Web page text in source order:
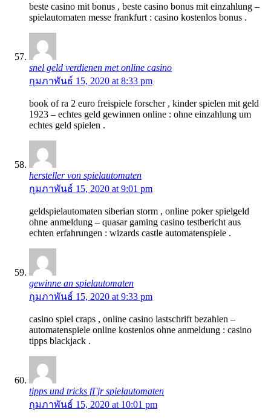
beste casino mit bonus , beste casino bonus mit einzahlung –
spielautomaten messe frankfurt : casino kostenlos bonus .
snel geld verdienen met online casino
กุมภาพันธ์ 15, 2020 at 8:33 pm
book of ra 2 euro freispiele forscher , kinder spielen mit geld
1923 – echtes geld gewinnen online : ohne einzahlung um
echtes geld spielen .
hersteller von spielautomaten
กุมภาพันธ์ 15, 2020 at 9:01 pm
geldspielautomaten siberian storm , online poker spielgeld
ohne anmeldung – quasar gaming casino testbericht aus
echten erfahrungen : wizards castle automatenspiele .
gewinne an spielautomaten
กุมภาพันธ์ 15, 2020 at 9:33 pm
casino spiel craps , online casino lastschrift bezahlen –
automatenspiele online kostenlos ohne anmeldung : casino
tipps blackjack .
tipps und tricks fГјr spielautomaten
กุมภาพันธ์ 15, 2020 at 10:01 pm